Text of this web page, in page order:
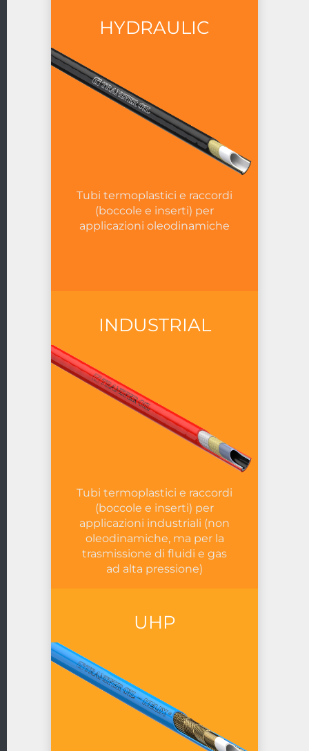
HYDRAULIC
Tubi termoplastici e raccordi
(boccole e inserti) per
applicazioni oleodinamiche
INDUSTRIAL
Tubi termoplastici e raccordi
(boccole e inserti) per
applicazioni industriali (non
oleodinamiche, ma per la
trasmissione di fluidi e gas
ad alta pressione)
UHP